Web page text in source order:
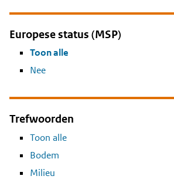
Europese status (MSP)
Toon alle
Nee
Trefwoorden
Toon alle
Bodem
Milieu